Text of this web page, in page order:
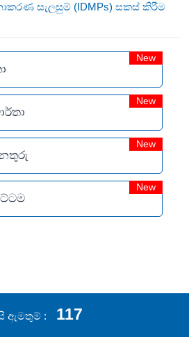
සැලසුම් (IDMPs) සකස් කිරීම
New
New
New
New
ඇමතුම් 117